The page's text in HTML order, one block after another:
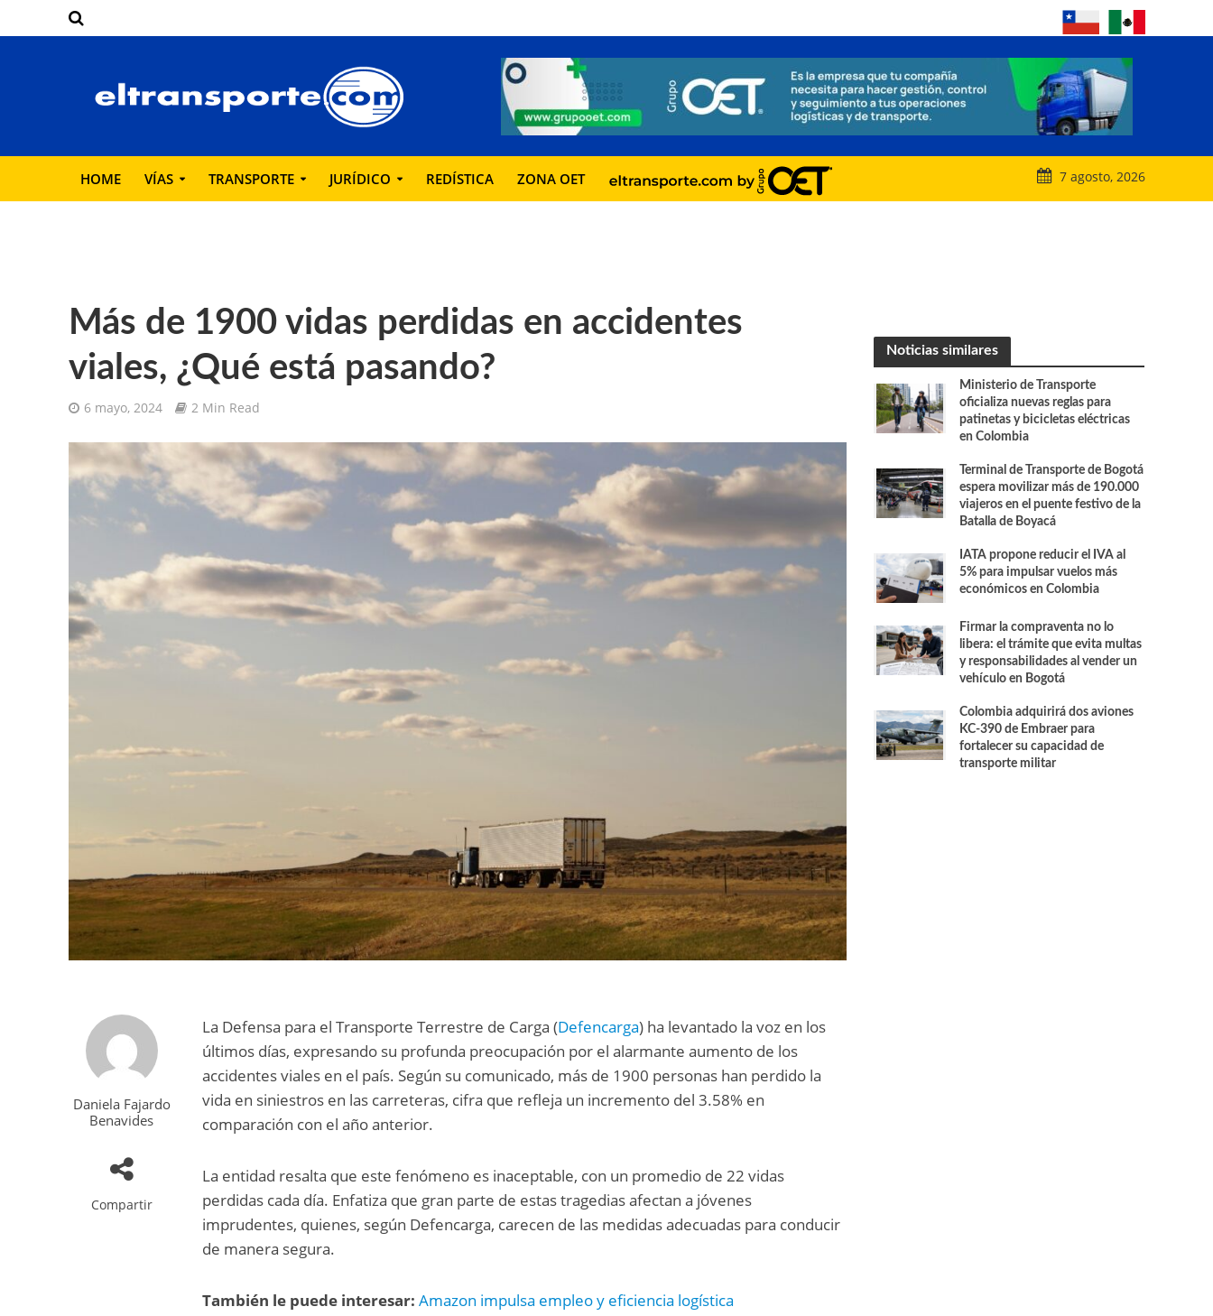
HOME VÍAS TRANSPORTE JURÍDICO REDÍSTICA ZONA OET 7 agosto, 2026
Más de 1900 vidas perdidas en accidentes
viales, ¿Qué está pasando?
6 mayo, 2024 2 Min Read
Daniela Fajardo
Benavides
Compartir
La Defensa para el Transporte Terrestre de Carga (Defencarga) ha levantado la voz en los
últimos días, expresando su profunda preocupación por el alarmante aumento de los
accidentes viales en el país. Según su comunicado, más de 1900 personas han perdido la
vida en siniestros en las carreteras, cifra que refleja un incremento del 3.58% en
comparación con el año anterior.
La entidad resalta que este fenómeno es inaceptable, con un promedio de 22 vidas
perdidas cada día. Enfatiza que gran parte de estas tragedias afectan a jóvenes
imprudentes, quienes, según Defencarga, carecen de las medidas adecuadas para conducir
de manera segura.
También le puede interesar: Amazon impulsa empleo y eficiencia logística
Noticias similares
Ministerio de Transporte
oficializa nuevas reglas para
patinetas y bicicletas eléctricas
en Colombia
Terminal de Transporte de Bogotá
espera movilizar más de 190.000
viajeros en el puente festivo de la
Batalla de Boyacá
IATA propone reducir el IVA al
5% para impulsar vuelos más
económicos en Colombia
Firmar la compraventa no lo
libera: el trámite que evita multas
y responsabilidades al vender un
vehículo en Bogotá
Colombia adquirirá dos aviones
KC-390 de Embraer para
fortalecer su capacidad de
transporte militar